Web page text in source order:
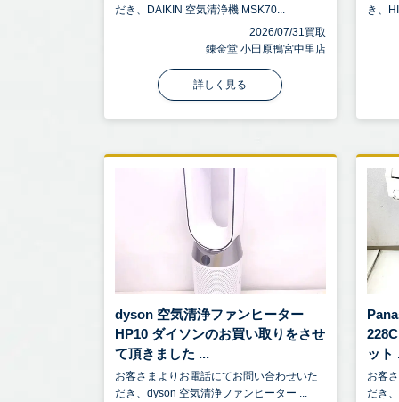
だき、DAIKIN 空気清浄機 MSK70...
2026/07/31買取
錬金堂 小田原鴨宮中里店
詳しく見る
き、
dyson 空気清浄ファンヒーター
HP10 ダイソンのお買い取りをさせ
て頂きました ...
お客さまよりお電話にてお問い合わせいた
だき、dyson 空気清浄ファンヒーター ...
ット
お客
だき